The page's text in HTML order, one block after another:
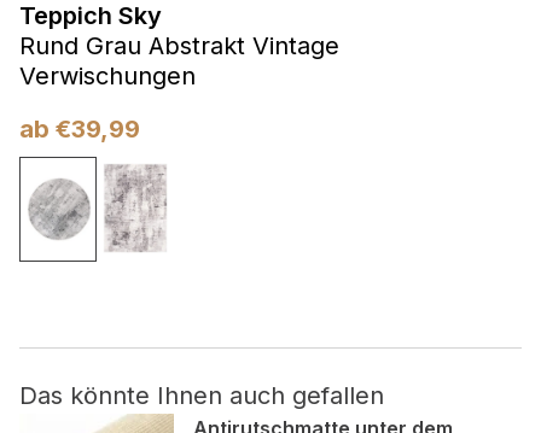
Teppich Sky
Rund Grau Abstrakt Vintage
Verwischungen
ab €39,99
Das könnte Ihnen auch gefallen
Marketing
Marketing-Cookies werden verwendet, um Benutzer über
Websites hinweg zu verfolgen. Das Ziel ist es, Anzeigen
ansprechend sind und somit wertvoller für Herausgeber und
Werbetreibende Dritter sind.
Nicht kategorisiert.
Alle ablehnen